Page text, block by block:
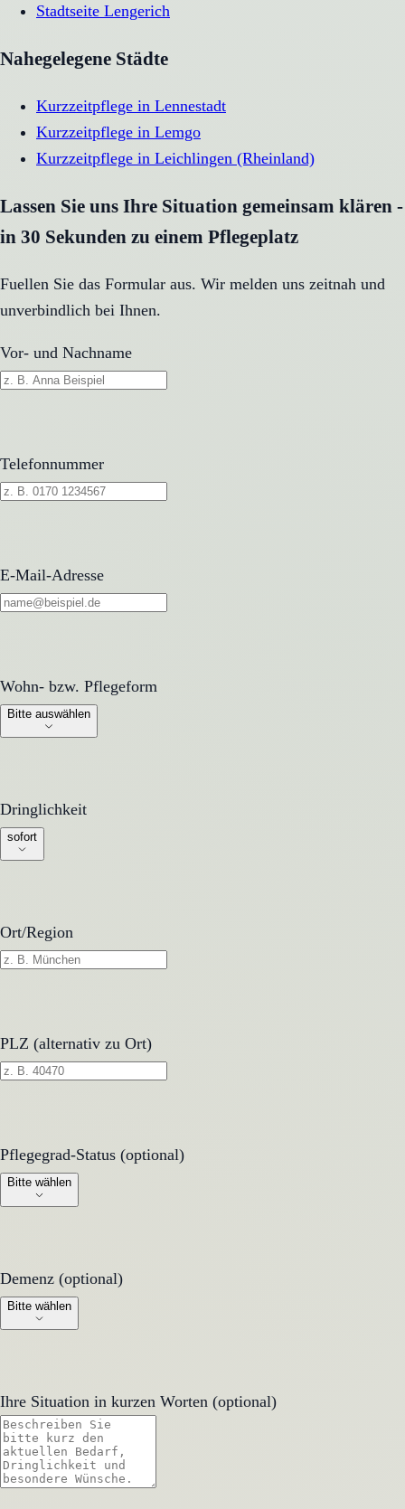
Stadtseite Lengerich
Nahegelegene Städte
Kurzzeitpflege in Lennestadt
Kurzzeitpflege in Lemgo
Kurzzeitpflege in Leichlingen (Rheinland)
Lassen Sie uns Ihre Situation gemeinsam klären -
in 30 Sekunden zu einem Pflegeplatz
Fuellen Sie das Formular aus. Wir melden uns zeitnah und
unverbindlich bei Ihnen.
Vor- und Nachname
Telefonnummer
E-Mail-Adresse
Wohn- bzw. Pflegeform
Wohn- bzw. Pflegeform
Bitte auswählen
Dringlichkeit
Dringlichkeit
sofort
Ort/Region
PLZ (alternativ zu Ort)
Pflegegrad-Status (optional)
Pflegegrad-Status (optional)
Bitte wählen
Demenz (optional)
Demenz (optional)
Bitte wählen
Ihre Situation in kurzen Worten (optional)